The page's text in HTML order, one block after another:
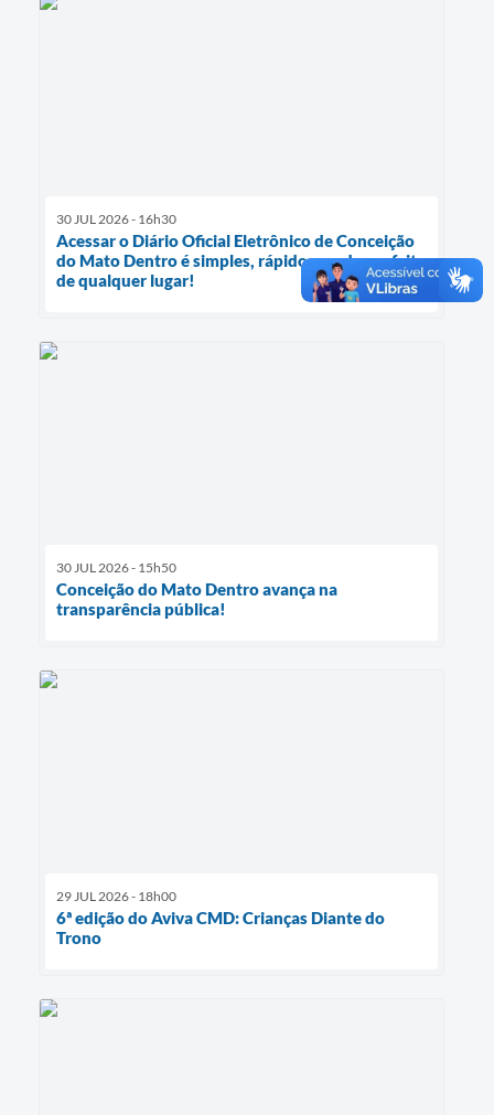
30 JUL 2026 - 16h30
Acessar o Diário Oficial Eletrônico de Conceição
do Mato Dentro é simples, rápido e pode ser feito
de qualquer lugar!
30 JUL 2026 - 15h50
Conceição do Mato Dentro avança na
transparência pública!
29 JUL 2026 - 18h00
6ª edição do Aviva CMD: Crianças Diante do
Trono